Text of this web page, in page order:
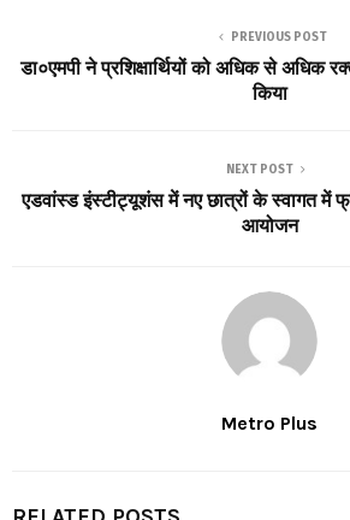
PREVIOUS POST
डा०एमपी ने प्रशिक्षार्थियों को अधिक से अधिक
NEXT POST
एडवांस्ड इंस्टीट्यूशंस में नए छात्रों के स्वागत में